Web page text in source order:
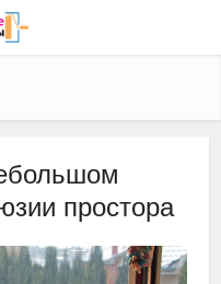
простора